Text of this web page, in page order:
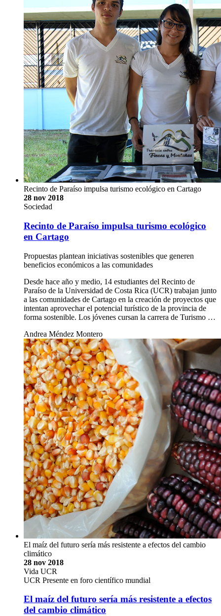
Recinto de Paraíso impulsa turismo ecológico en Cartago
28 nov 2018
Sociedad
Recinto de Paraíso impulsa turismo ecológico
en Cartago
Propuestas plantean iniciativas sostenibles que generen
beneficios económicos a las comunidades
Desde hace año y medio, 14 estudiantes del Recinto de
Paraíso de la Universidad de Costa Rica (UCR) trabajan junto
a las comunidades de Cartago en la creación de proyectos que
intentan aprovechar el potencial turístico de la provincia de
forma sostenible. Los jóvenes cursan la carrera de Turismo …
Andrea Méndez Montero
El maíz del futuro sería más resistente a efectos del cambio
climático
28 nov 2018
Vida UCR
UCR Presente en foro científico mundial
El maíz del futuro sería más resistente a efectos
del cambio climático